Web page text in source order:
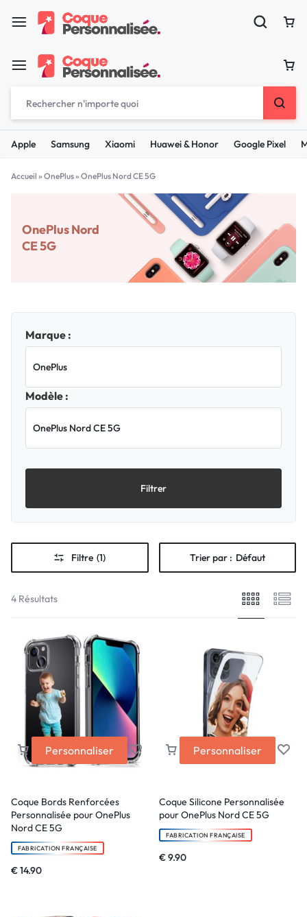
Apple Samsung Xiaomi Huawei & Honor Google Pixel
Accueil » OnePlus» OnePlus Nord CE 5G
OnePlus Nord
CE 5G
Marque :
Modèle :
Filtrer
Filtre (1) Trier par : Défaut
4 Résultats
Personnaliser
Coque Bords Renforcées
Personnalisée pour OnePlus
Nord CE 5G
FABRICATION FRANÇAISE
€14.90
Personnaliser
Coque Silicone Personnalisée
pour OnePlus Nord CE 5G
FABRICATION FRANÇAISE
€9.90